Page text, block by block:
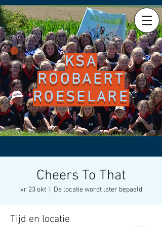
KSA
ROOBAERT
ROESELARE
Cheers To That
vr 23 okt
  |
De locatie wordt later bepaald
Tijd en locatie